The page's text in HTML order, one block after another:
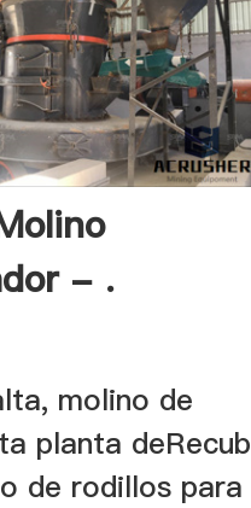
- .
molino de
planta deRecub
de rodillos para